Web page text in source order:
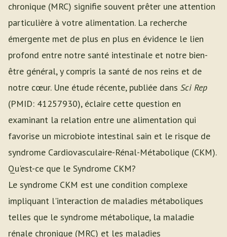
chronique (MRC) signifie souvent prêter une attention
particulière à votre alimentation. La recherche
émergente met de plus en plus en évidence le lien
profond entre notre santé intestinale et notre bien-
être général, y compris la santé de nos reins et de
notre cœur. Une étude récente, publiée dans Sci Rep
(PMID: 41257930), éclaire cette question en
examinant la relation entre une alimentation qui
favorise un microbiote intestinal sain et le risque de
syndrome Cardiovasculaire-Rénal-Métabolique (CKM).
Qu'est-ce que le Syndrome CKM?
Le syndrome CKM est une condition complexe
impliquant l'interaction de maladies métaboliques
telles que le syndrome métabolique, la maladie
rénale chronique (MRC) et les maladies